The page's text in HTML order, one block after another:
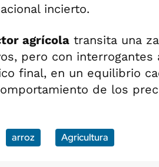
incierto.
agrícola transita una
pero con interrogantes
final, en un equilibrio
de los
arroz Agricultura